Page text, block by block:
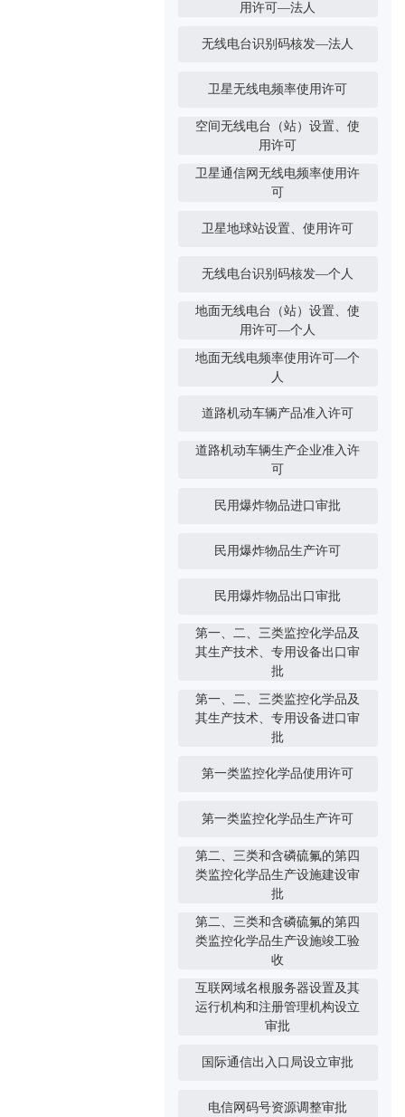
用许可—法人
无线电台识别码核发—法人
卫星无线电频率使用许可
空间无线电台（站）设置、使
用许可
卫星通信网无线电频率使用许
可
卫星地球站设置、使用许可
无线电台识别码核发—个人
地面无线电台（站）设置、使
用许可—个人
地面无线电频率使用许可—个
人
道路机动车辆产品准入许可
道路机动车辆生产企业准入许
可
民用爆炸物品进口审批
民用爆炸物品生产许可
民用爆炸物品出口审批
第一、二、三类监控化学品及
其生产技术、专用设备出口审
批
第一、二、三类监控化学品及
其生产技术、专用设备进口审
批
第一类监控化学品使用许可
第一类监控化学品生产许可
第二、三类和含磷硫氟的第四
类监控化学品生产设施建设审
批
第二、三类和含磷硫氟的第四
类监控化学品生产设施竣工验
收
互联网域名根服务器设置及其
运行机构和注册管理机构设立
审批
国际通信出入口局设立审批
电信网码号资源调整审批